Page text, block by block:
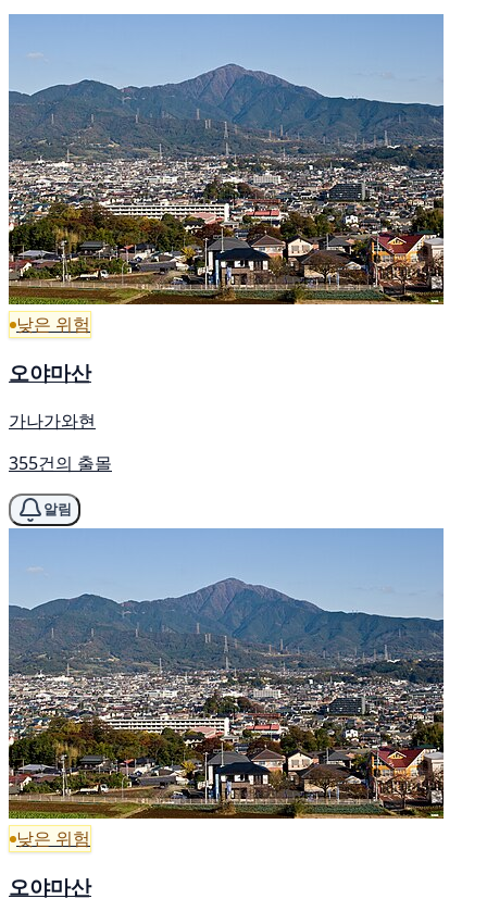
낮은 위험
오야마산
가나가와현
355건의 출몰
알림
낮은 위험
오야마산